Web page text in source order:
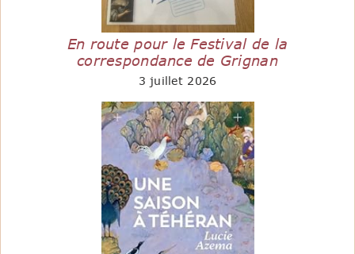
En route pour le Festival de la
correspondance de Grignan
3 juillet 2026